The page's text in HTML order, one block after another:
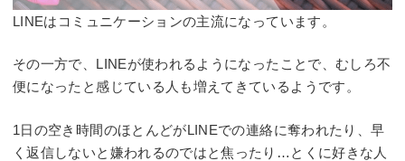
LINEはコミュニケーションの主流になっています。
その一方で、LINEが使われるようになったことで、むしろ不
便になったと感じている人も増えてきているようです。
1日の空き時間のほとんどがLINEでの連絡に奪われたり、早
く返信しないと嫌われるのではと焦ったり…とくに好きな人